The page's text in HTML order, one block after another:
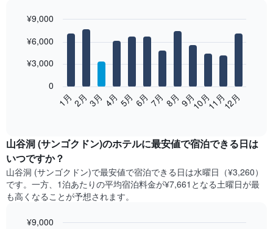
chart
12
bars.
月
ご
と
の
客
室
平
graphic.
1月2月3月 4月 5月 6月7月 8月9月10月11月12月
0
¥3,000
¥6,000
¥9,000
山谷洞 (サンゴクドン)​の​ホテル​に最安値で宿泊できる日は
いつですか？
山谷洞 (サンゴクドン)​で最安値で宿泊できる日は水曜日​（¥3,260）
です。一方、1泊あたりの平均宿泊料金が¥7,661となる土曜日​が最
も高くなることが予想されます。
¥9,000